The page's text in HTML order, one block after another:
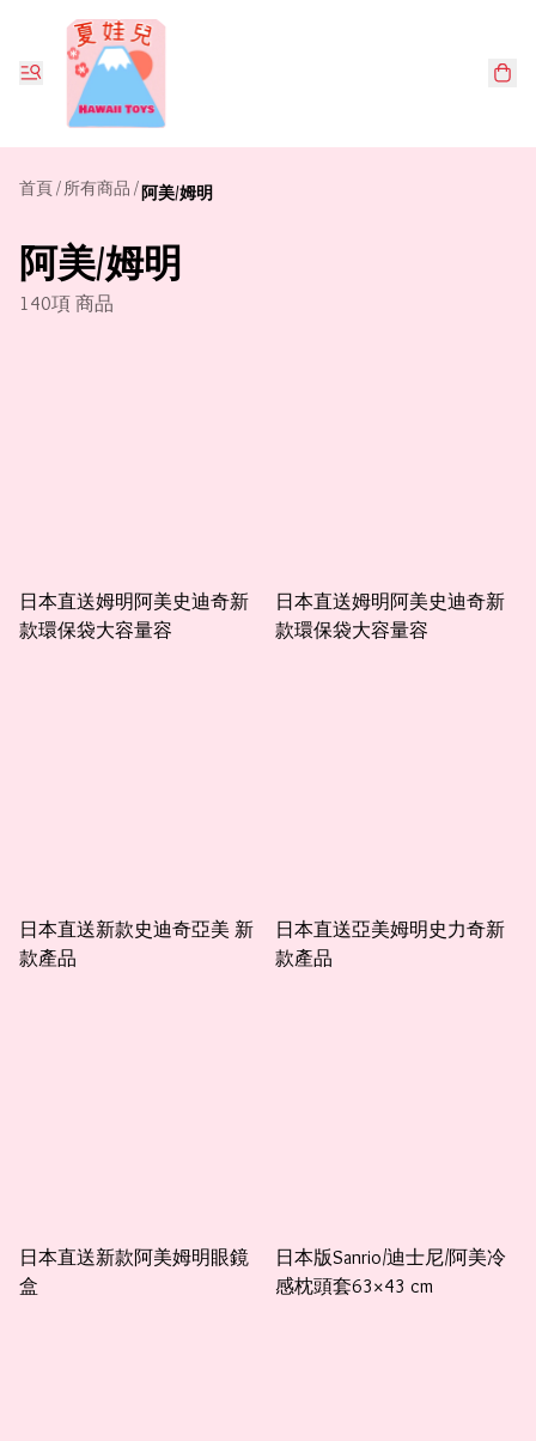
首頁/ 所有商品 /阿美/姆明
阿美/姆明
140項 商品
日本直送姆明阿美史迪奇新
款環保袋大容量容
日本直送姆明阿美史迪奇新
款環保袋大容量容
日本直送新款史迪奇亞美 新
款產品
日本直送亞美姆明史力奇新
款產品
日本直送新款阿美姆明眼鏡
盒
日本版Sanrio/迪士尼/阿美冷
感枕頭套63×43 cm